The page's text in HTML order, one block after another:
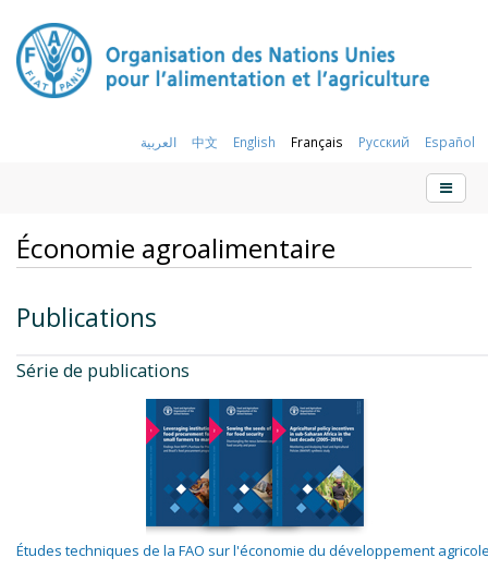
العربية 中文 English Français Русский Español
Économie agroalimentaire
Publications
Série de publications
Études techniques de la FAO sur l'économie du développement